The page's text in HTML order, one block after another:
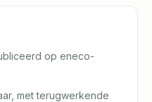
op eneco-
met terugwerkende